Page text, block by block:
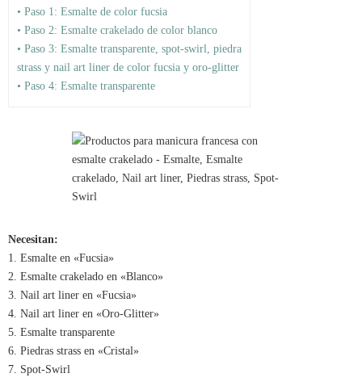
• Paso 1: Esmalte de color fucsia
• Paso 2: Esmalte crakelado de color blanco
• Paso 3: Esmalte transparente, spot-swirl, piedra
strass y nail art liner de color fucsia y oro-glitter
• Paso 4: Esmalte transparente
Necesitan:
1. Esmalte en «Fucsia»
2. Esmalte crakelado en «Blanco»
3. Nail art liner en «Fucsia»
4. Nail art liner en «Oro-Glitter»
5. Esmalte transparente
6. Piedras strass en «Cristal»
7. Spot-Swirl